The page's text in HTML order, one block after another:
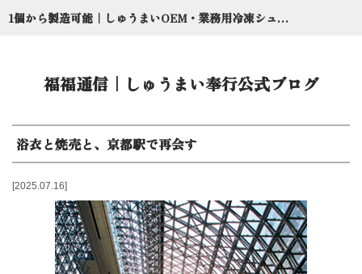
1個から製造可能｜しゅうまいOEM・業務用冷凍シュウマイ委託のしゅうまい奉行【京都点心福】
福福通信｜しゅうまい奉行公式ブログ
2025.07.16
浴衣と焼売と、京都駅で再会す